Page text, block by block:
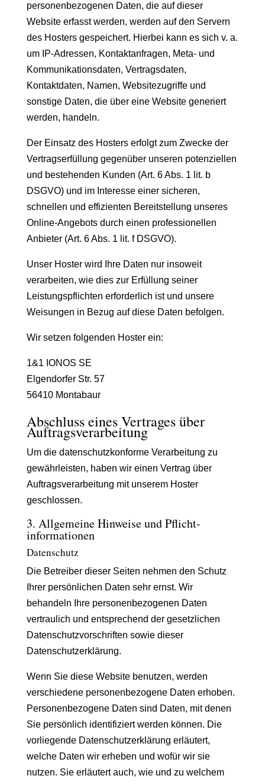
personenbezogenen Daten, die auf dieser
Website erfasst werden, werden auf den Servern
des Hosters gespeichert. Hierbei kann es sich v. a.
um IP-Adressen, Kontaktanfragen, Meta- und
Kommunikationsdaten, Vertragsdaten,
Kontaktdaten, Namen, Websitezugriffe und
sonstige Daten, die über eine Website generiert
werden, handeln.
Der Einsatz des Hosters erfolgt zum Zwecke der
Vertragserfüllung gegenüber unseren potenziellen
und bestehenden Kunden (Art. 6 Abs. 1 lit. b
DSGVO) und im Interesse einer sicheren,
schnellen und effizienten Bereitstellung unseres
Online-Angebots durch einen professionellen
Anbieter (Art. 6 Abs. 1 lit. f DSGVO).
Unser Hoster wird Ihre Daten nur insoweit
verarbeiten, wie dies zur Erfüllung seiner
Leistungspflichten erforderlich ist und unsere
Weisungen in Bezug auf diese Daten befolgen.
Wir setzen folgenden Hoster ein:
1&1 IONOS SE
Elgendorfer Str. 57
56410 Montabaur
Abschluss eines Vertrages über
Auftragsverarbeitung
Um die datenschutzkonforme Verarbeitung zu
gewährleisten, haben wir einen Vertrag über
Auftragsverarbeitung mit unserem Hoster
geschlossen.
3. Allgemeine Hinweise und Pflicht­
informationen
Datenschutz
Die Betreiber dieser Seiten nehmen den Schutz
Ihrer persönlichen Daten sehr ernst. Wir
behandeln Ihre personenbezogenen Daten
vertraulich und entsprechend der gesetzlichen
Datenschutzvorschriften sowie dieser
Datenschutzerklärung.
Wenn Sie diese Website benutzen, werden
verschiedene personenbezogene Daten erhoben.
Personenbezogene Daten sind Daten, mit denen
Sie persönlich identifiziert werden können. Die
vorliegende Datenschutzerklärung erläutert,
welche Daten wir erheben und wofür wir sie
nutzen. Sie erläutert auch, wie und zu welchem